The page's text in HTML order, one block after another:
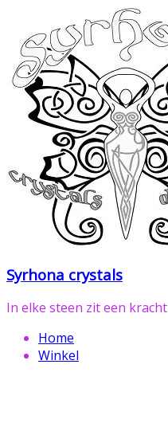
naar
inhoud
Syrhona crystals
In elke steen zit een kracht
Home
Winkel